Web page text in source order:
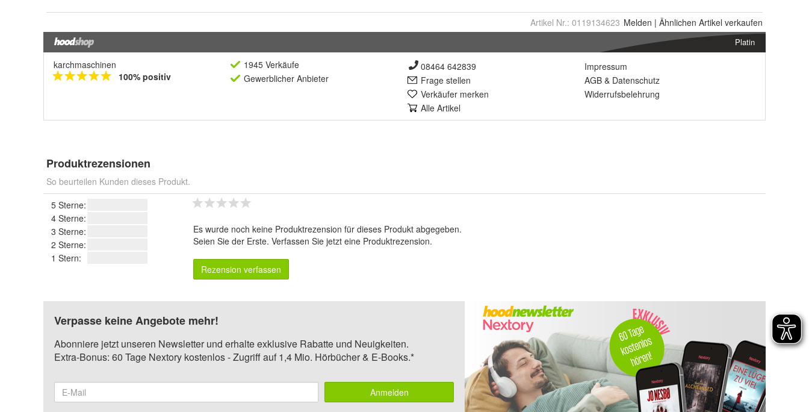
Artikel Nr.: 0119134623 Melden | Ähnlichen Artikel verkaufen
Platin
karchmaschinen
100% positiv
1945 Verkäufe
Gewerblicher Anbieter
08464 642839
Frage stellen
Verkäufer merken
Alle Artikel
Impressum
AGB & Datenschutz
Widerrufsbelehrung
Produktrezensionen
So beurteilen Kunden dieses Produkt.
5 Sterne:
4 Sterne:
3 Sterne:
2 Sterne:
1 Stern:
Es wurde noch keine Produktrezension für dieses Produkt abgegeben.
Seien Sie der Erste. Verfassen Sie jetzt eine Produktrezension.
Rezension verfassen
Verpasse keine Angebote mehr!
Abonniere jetzt unseren Newsletter und erhalte exklusive Rabatte und Neuigkeiten.
Extra-Bonus: 60 Tage Nextory kostenlos - Zugriff auf 1,4 Mio. Hörbücher & E-Books.*
Anmelden